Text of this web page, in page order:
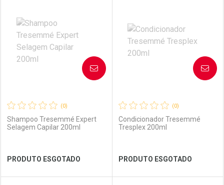
Laboratório
Ver Desconto Convênio
Por Menos Laboratório
Ver Desconto Convênio
Por Menos
(0)
Shampoo Tresemmé Expert
Selagem Capilar 200ml
PRODUTO ESGOTADO
AVISE-ME
(0)
Condicionador Tresemmé
Tresplex 200ml
PRODUTO ESGOTADO
AVISE-ME